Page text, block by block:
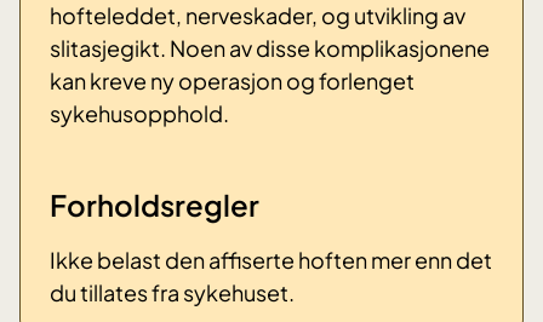
hofteleddet, nerveskader, og utvikling av
slitasjegikt. Noen av disse komplikasjonene
kan kreve ny operasjon og forlenget
sykehusopphold.
Forholdsregler
Ikke belast den affiserte hoften mer enn det
du tillates fra sykehuset.